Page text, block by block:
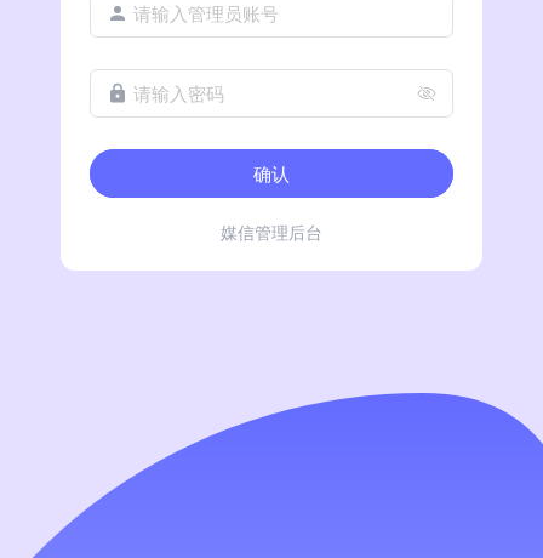
请输入管理员账号
请输入密码
确认
媒信管理后台